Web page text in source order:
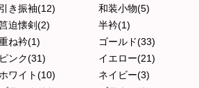
引き振袖(12)
和装小物(5)
迫懐剣(2)
半衿(1)
ね衿(1)
ゴールド(33)
ピンク(31)
イエロー(21)
ホワイト(10)
ネイビー(3)